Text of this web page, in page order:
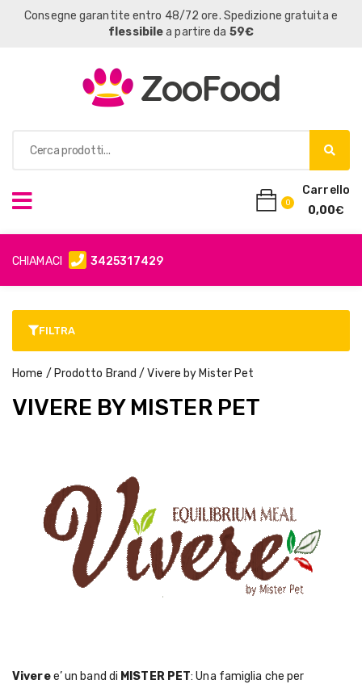
Consegne garantite entro 48/72 ore. Spedizione gratuita e
flessibilea partire da 59€
0
Carrello
0,00€
CHIAMACI 3425317429
FILTRA
Home / Prodotto Brand / Vivere by Mister Pet
VIVERE BY MISTER PET
Viveree’ un band di MISTER PET: Una famiglia che per